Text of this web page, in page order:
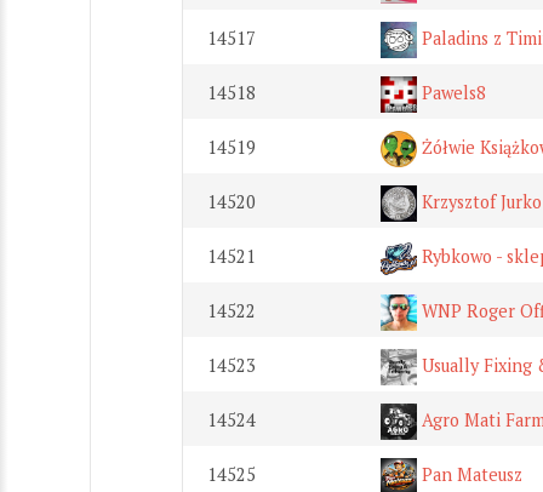
14517 Paladins z
14518 Pawels8
14519 Żółwie
14520 Krzysztof Jurko
14521 Rybkowo -
14522 WNP Roger
14523 Usually Fixing
14524 Agro Mati
14525 Pan Mateusz